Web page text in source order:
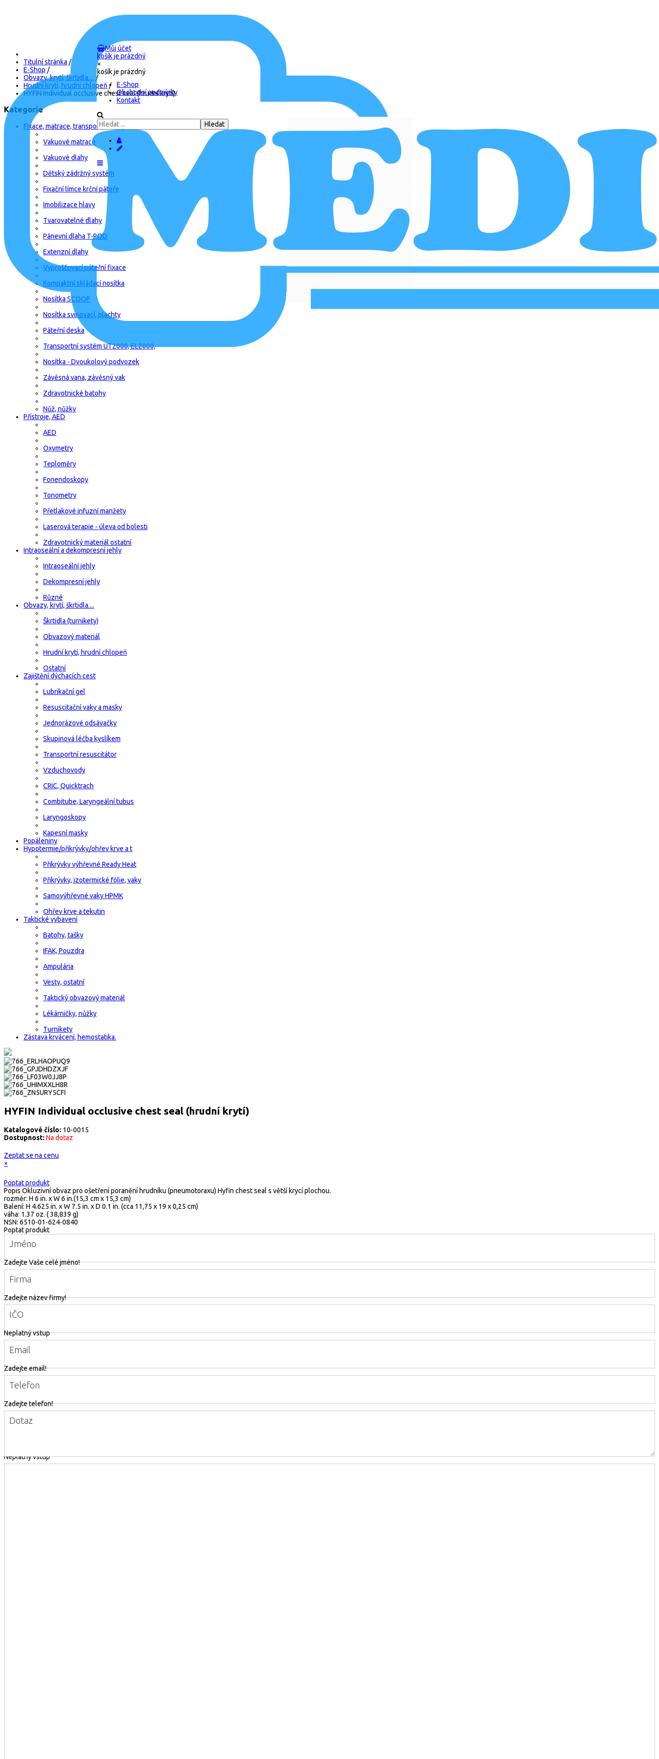
Můj účet
košík je prázdný
×
košík je prázdný
E-Shop
Obchodní podmínky
Kontakt
Titulní stránka /
E-Shop /
Obvazy, krytí, škrtidla.... /
Hrudní krytí, hrudní chlopeň /
HYFIN Individual occlusive chest seal (hrudní krytí)
Kategorie
Fixace, matrace, transport, batohy
Vakuové matrace
Vakuové dlahy
Dětský zádržný systém
Fixační límce krční páteře
Imobilizace hlavy
Tvarovatelné dlahy
Pánevní dlaha T-POD
Extenzní dlahy
Vyprošťovací páteřní fixace
Kompaktní skládací nosítka
Nosítka SCOOP
Nosítka svinovací, plachty
Páteřní deska
Transportní systém UT2000, EL2000,
Nosítka - Dvoukolový podvozek
Závěsná vana, závěsný vak
Zdravotnické batohy
Nůž, nůžky
Přístroje, AED
AED
Oxymetry
Teploměry
Fonendoskopy
Tonometry
Přetlakové infuzní manžety
Laserová terapie - úleva od bolesti
Zdravotnický materiál ostatní
Intraoseální a dekompresní jehly
Intraoseální jehly
Dekompresní jehly
Různé
Obvazy, krytí, škrtidla....
Škrtidla (turnikety)
Obvazový materiál
Hrudní krytí, hrudní chlopeň
Ostatní
Zajištění dýchacích cest
Lubrikační gel
Resuscitační vaky a masky
Jednorázové odsávačky
Skupinová léčba kyslíkem
Transportní resuscitátor
Vzduchovody
CRIC, Quicktrach
Combitube, Laryngeální tubus
Laryngoskopy
Kapesní masky
Popáleniny
Hypotermie/přikrývky/ohřev krve a t
Přikrývky výhřevné Ready Heat
Přikrývky, izotermické fólie, vaky
Samovýhřevné vaky HPMK
Ohřev krve a tekutin
Taktické vybavení
Batohy, tašky
IFAK, Pouzdra
Ampulária
Vesty, ostatní
Taktický obvazový materiál
Lékárničky, nůžky
Turnikety
Zástava krvácení, hemostatika.
HYFIN Individual occlusive chest seal (hrudní krytí)
Katalogové číslo: 10-0015
Dostupnost: Na dotaz
Zeptat se na cenu
×
Poptat produkt
Popis Okluzivní obvaz pro ošetření poranění hrudníku (pneumotoraxu) Hyfin chest seal s větší krycí plochou.
rozměr: H 6 in. x W 6 in.(15,3 cm x 15,3 cm)
Balení: H 4.625 in. x W 7.5 in. x D 0.1 in. (cca 11,75 x 19 x 0,25 cm)
váha: 1.37 oz. ( 38,839 g)
NSN: 6510-01-624-0840
Poptat produkt
Jméno
Zadejte Vaše celé jméno!
Firma
Zadejte název firmy!
IČO
Neplatný vstup
Email
Zadejte email!
Telefon
Zadejte telefon!
Dotaz
Neplatný vstup